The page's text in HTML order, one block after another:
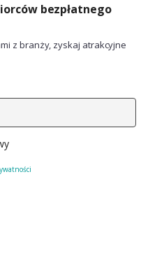
bezpłatnego
z branży, zyskaj atrakcyjne